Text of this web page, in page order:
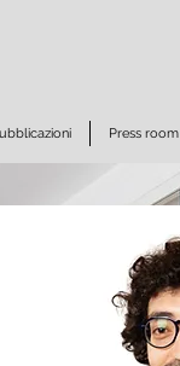
Press room